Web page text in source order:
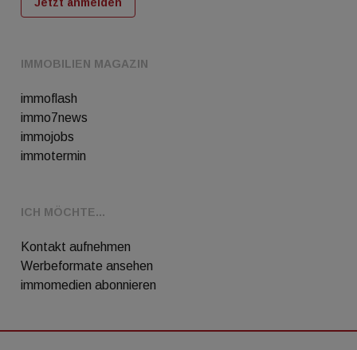
IMMOBILIEN MAGAZIN
immoflash
immo7news
immojobs
immotermin
ICH MÖCHTE...
Kontakt aufnehmen
Werbeformate ansehen
immomedien abonnieren